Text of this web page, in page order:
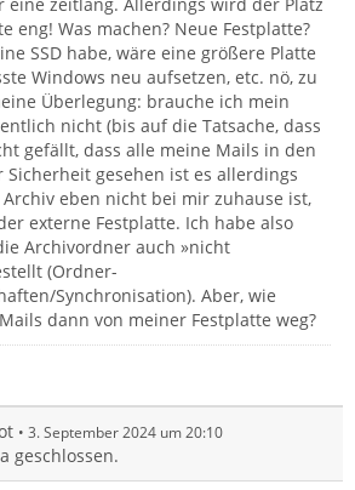
eng! Was machen? Neue Festplatte?
SSD habe, wäre eine größere Platte
Windows neu aufsetzen, etc. nö, zu
Überlegung: brauche ich mein
nicht (bis auf die Tatsache, dass
gefällt, dass alle meine Mails in den
Sicherheit gesehen ist es allerdings
eben nicht bei mir zuhause ist,
externe Festplatte. Ich habe also
Archivordner auch »nicht
(Ordner-
Synchronisation). Aber, wie
dann von meiner Festplatte weg?
3. September 2024 um 20:10
geschlossen.